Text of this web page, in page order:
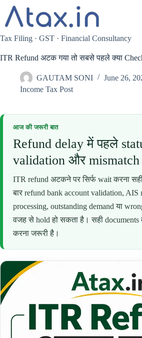
Skip
content
Tax Filing · GST · Financial Consultancy
ITR Refund अटक गया तो सबसे पहले क्या
GAUTAM SONI
June 26,
Income Tax Post
आज की जरूरी बात
Refund delay में पहले
validation और
ITR refund अटकने पर सिर्फ wait करना
बार refund bank account validation, AIS
processing, outstanding demand या
वजह से hold हो सकता है। सही
करना जरूरी है।